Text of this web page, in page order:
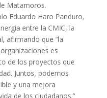
Matamoros.
Eduardo Haro Panduro,
entre la CMIC, la
afirmando que “la
es
de los proyectos que
Juntos, podemos
y una mejora
de los ciudadanos.”